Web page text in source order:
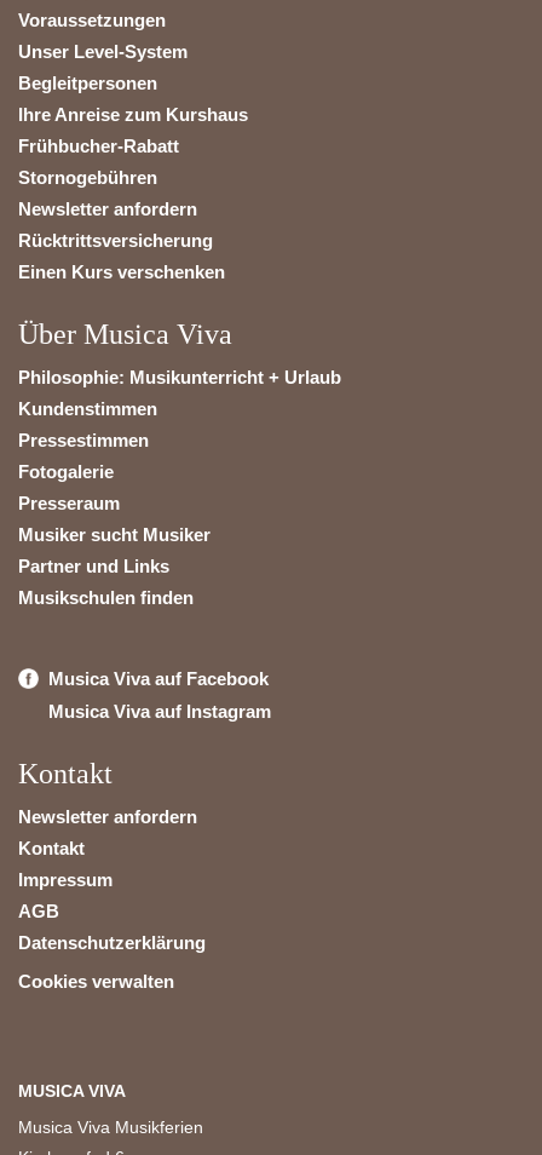
Voraussetzungen
Unser Level-System
Begleitpersonen
Ihre Anreise zum Kurshaus
Frühbucher-Rabatt
Stornogebühren
Newsletter anfordern
Rücktrittsversicherung
Einen Kurs verschenken
Über Musica Viva
Philosophie: Musikunterricht + Urlaub
Kundenstimmen
Pressestimmen
Fotogalerie
Presseraum
Musiker sucht Musiker
Partner und Links
Musikschulen finden
Musica Viva auf Facebook
Musica Viva auf Instagram
Kontakt
Newsletter anfordern
Kontakt
Impressum
AGB
Datenschutzerklärung
Cookies verwalten
MUSICA VIVA
Musica Viva Musikferien